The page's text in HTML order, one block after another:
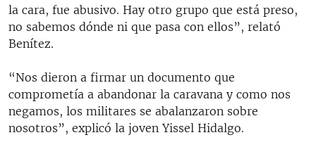
la cara, fue abusivo. Hay otro grupo que está preso,
no sabemos dónde ni que pasa con ellos”, relató
Benítez.
“Nos dieron a firmar un documento que
comprometía a abandonar la caravana y como nos
negamos, los militares se abalanzaron sobre
nosotros”, explicó la joven Yissel Hidalgo.